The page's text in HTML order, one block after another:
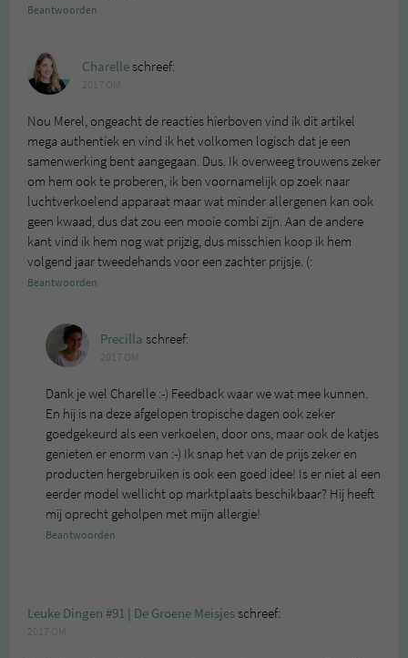
Beantwoorden
Charelleschreef:
Nou Merel, ongeacht de reacties hierboven vind ik dit artikel
mega authentiek en vind ik het volkomen logisch dat je een
samenwerking bent aangegaan. Dus. Ik overweeg trouwens zeker
om hem ook te proberen, ik ben voornamelijk op zoek naar
luchtverkoelend apparaat maar wat minder allergenen kan ook
geen kwaad, dus dat zou een mooie combi zijn. Aan de andere
kant vind ik hem nog wat prijzig, dus misschien koop ik hem
volgend jaar tweedehands voor een zachter prijsje. (:
Beantwoorden
Precilla schreef:
Dank je wel Charelle :-) Feedback waar we wat mee kunnen.
En hij is na deze afgelopen tropische dagen ook zeker
goedgekeurd als een verkoelen, door ons, maar ook de katjes
genieten er enorm van :-) Ik snap het van de prijs zeker en
producten hergebruiken is ook een goed idee! Is er niet al een
eerder model wellicht op marktplaats beschikbaar? Hij heeft
mij oprecht geholpen met mijn allergie!
Beantwoorden
Leuke Dingen #91 | De Groene Meisjesschreef: